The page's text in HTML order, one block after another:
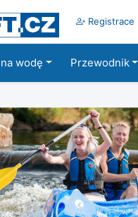
Registrace
wodę Przewodnik